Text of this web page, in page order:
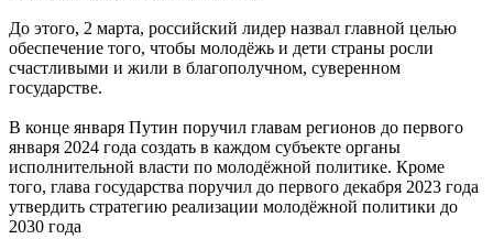
До этого, 2 марта, российский лидер назвал главной целью
обеспечение того, чтобы молодёжь и дети страны росли
счастливыми и жили в благополучном, суверенном
государстве.
В конце января Путин поручил главам регионов до первого
января 2024 года создать в каждом субъекте органы
исполнительной власти по молодёжной политике. Кроме
того, глава государства поручил до первого декабря 2023 года
утвердить стратегию реализации молодёжной политики до
2030 года